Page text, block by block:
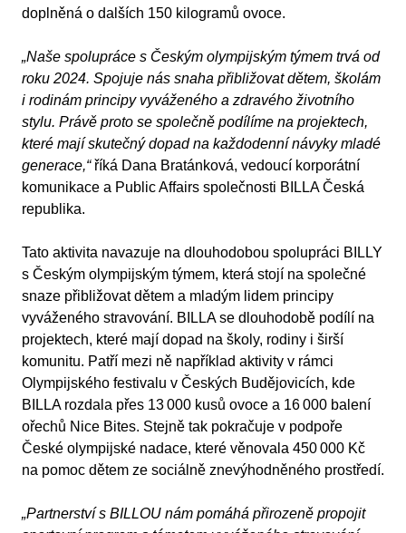
doplněná o dalších 150 kilogramů ovoce.
„Naše spolupráce s Českým olympijským týmem trvá od
roku 2024. Spojuje nás snaha přibližovat dětem, školám
i rodinám principy vyváženého a zdravého životního
stylu. Právě proto se společně podílíme na projektech,
které mají skutečný dopad na každodenní návyky mladé
generace,“říká Dana Bratánková, vedoucí korporátní
komunikace a Public Affairs společnosti BILLA Česká
republika.
Tato aktivita navazuje na dlouhodobou spolupráci BILLY
s Českým olympijským týmem, která stojí na společné
snaze přibližovat dětem a mladým lidem principy
vyváženého stravování. BILLA se dlouhodobě podílí na
projektech, které mají dopad na školy, rodiny i širší
komunitu. Patří mezi ně například aktivity v rámci
Olympijského festivalu v Českých Budějovicích, kde
BILLA rozdala přes 13 000 kusů ovoce a 16 000 balení
ořechů Nice Bites. Stejně tak pokračuje v podpoře
České olympijské nadace, které věnovala 450 000 Kč
na pomoc dětem ze sociálně znevýhodněného prostředí.
„Partnerství s BILLOU nám pomáhá přirozeně propojit